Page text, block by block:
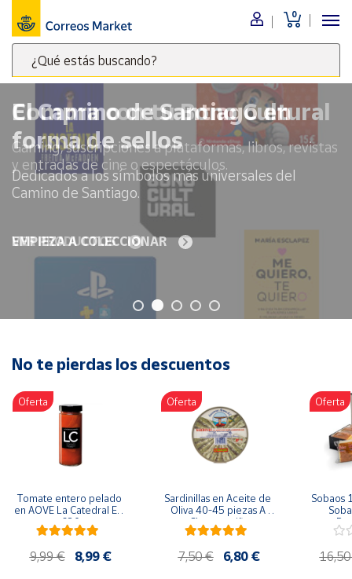
0
¿Qué estás buscando?
Escribe
palabras
clave
para
buscar
productos
en
Market
Menú
Nuestro
catálogo
Alimentación
Bebidas
Ocio y cultura
Juguetes y
Libros y
revistas
Tienda de
Artesanía
Oficina y
Papelería
Para Canarias,
Ceuta y Melilla
populares
Bono
Cultural
El Camino de Santiago en
forma de sellos
Dedicados a los símbolos más universales del
Camino de Santiago.
EMPIEZA A COLECCIONAR
No te pierdas los descuentos
Oferta
Tomate entero pelado
en AOVE La Catedral ER-
630
9,99 € 8,99 €
Oferta
Sardinillas en Aceite de
Oliva 40-45 piezas A
Churrusquiña
7,50 € 6,80 €
Oferta
Sobaos